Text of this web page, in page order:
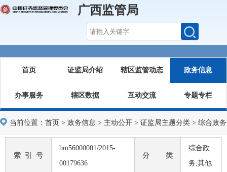
广西监管局
首页 证监局介绍 辖区监管动态 政务信息
办事服务 辖区数据 互动交流 专题专栏
当前位置： 首页 > 政务信息 > 主动公开 > 证监局主题分类 > 综合政务
索 引 号
bm56000001/2015-
00179636
分 类
综合政
务;其他